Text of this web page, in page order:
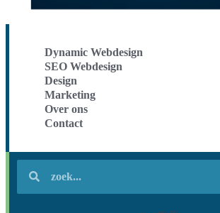
Dynamic Webdesign
SEO Webdesign
Design
Marketing
Over ons
Contact